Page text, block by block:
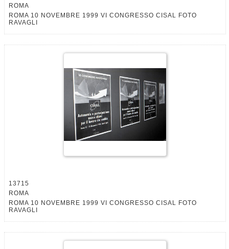
ROMA
ROMA 10 NOVEMBRE 1999 VI CONGRESSO CISAL FOTO
RAVAGLI
13715
ROMA
ROMA 10 NOVEMBRE 1999 VI CONGRESSO CISAL FOTO
RAVAGLI